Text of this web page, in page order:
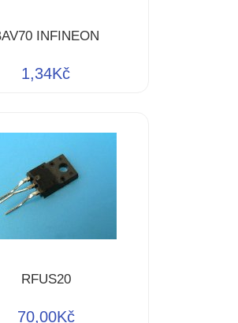
INFINEON
1,34Kč
RFUS20
70,00Kč